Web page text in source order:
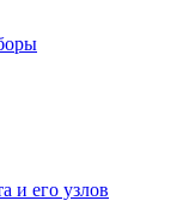
и его узлов